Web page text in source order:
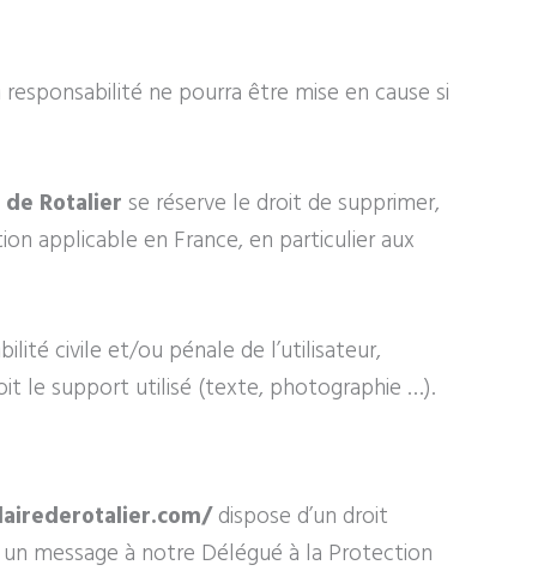
ne pourra être mise en cause si
de Rotalier se réserve le droit de supprimer,
applicable en France, en particulier aux
civile et/ou pénale de l’utilisateur,
le support utilisé (texte, photographie …).
dispose d’un droit
message à notre Délégué à la Protection